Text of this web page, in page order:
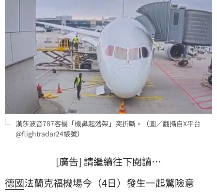
漢莎波音787客機「機鼻起落架」突折斷。（圖／翻攝自X平台
@flightradar24帳號）
[廣告] 請繼續往下閱讀…
德國法蘭克福機場今（4日）發生一起驚險意